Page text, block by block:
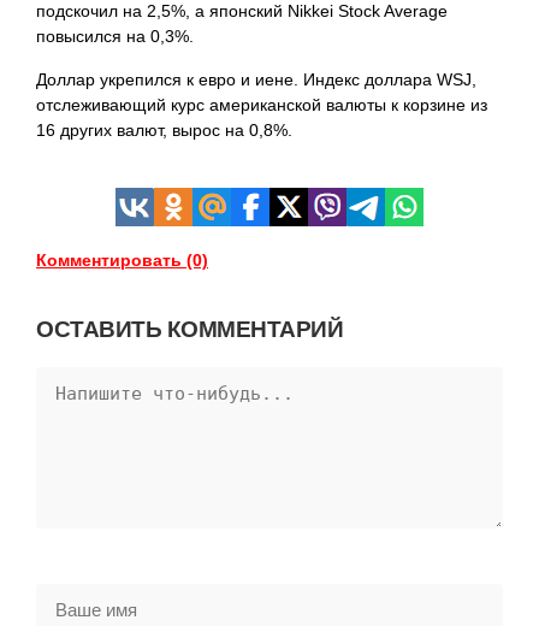
подскочил на 2,5%, а японский Nikkei Stock Average
повысился на 0,3%.
Доллар укрепился к евро и иене. Индекс доллара WSJ,
отслеживающий курс американской валюты к корзине из
16 других валют, вырос на 0,8%.
Комментировать (0)
ОСТАВИТЬ КОММЕНТАРИЙ